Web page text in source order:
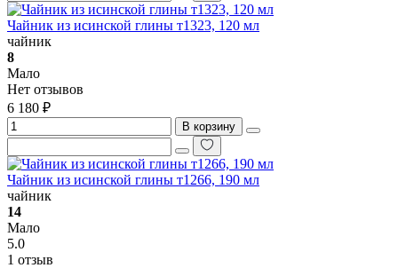
Чайник из исинской глины т1323, 120 мл
чайник
8
Мало
Нет отзывов
6 180 ₽
В корзину
Чайник из исинской глины т1266, 190 мл
чайник
14
Мало
5.0
1 отзыв